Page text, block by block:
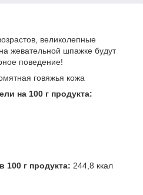
великолепные
жевательной шпажке будут
поведение!
говяжья кожа
на 100 г продукта:
100 г продукта: 244,8 ккал